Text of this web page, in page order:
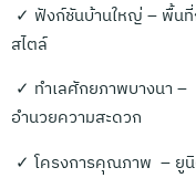
✓ ฟังก์ชันบ้านใหญ่ – พื้นที่
สไตล์
✓ ทำเลศักยภาพบางนา –
อำนวยความสะดวก
✓ โครงการคุณภาพ – ยู